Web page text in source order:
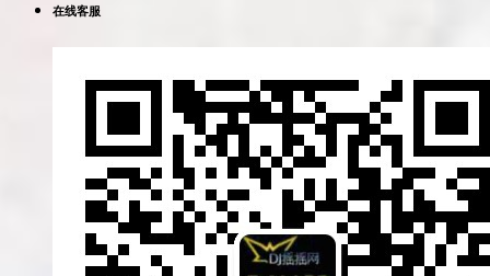
在线客服